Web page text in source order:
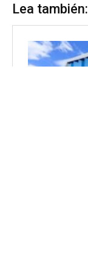
Lea también: